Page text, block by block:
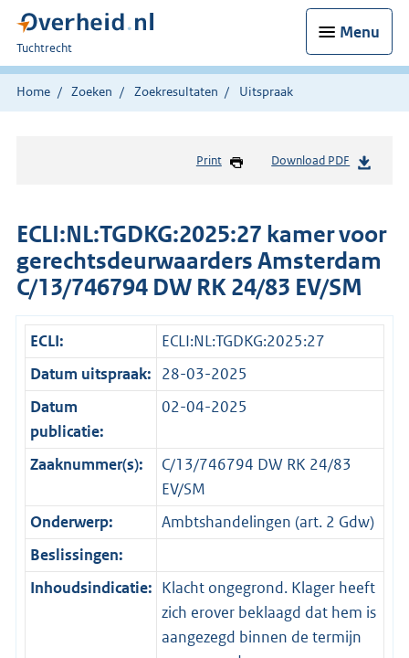
Menu
U
bent
hier:
Tuchtrecht
Home Zoeken Zoekresultaten Uitspraak
Print Download PDF
ECLI:NL:TGDKG:2025:27 kamer voor
gerechtsdeurwaarders Amsterdam
C/13/746794 DW RK 24/83 EV/SM
ECLI:
ECLI:NL:TGDKG:2025:27
Datum uitspraak: 28-03-2025
Datum
publicatie:
02-04-2025
Zaaknummer(s):
C/13/746794 DW RK 24/83
EV/SM
Onderwerp:
Ambtshandelingen (art. 2 Gdw)
Beslissingen:
Inhoudsindicatie: Klacht ongegrond. Klager heeft
zich erover beklaagd dat hem is
aangezegd binnen de termijn